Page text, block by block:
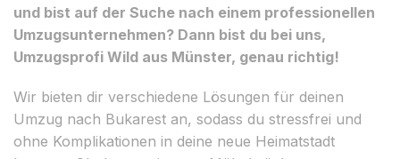
und bist auf der Suche nach einem professionellen
Umzugsunternehmen? Dann bist du bei uns,
Umzugsprofi Wild aus Münster, genau richtig!
Wir bieten dir verschiedene Lösungen für deinen
Umzug nach Bukarest an, sodass du stressfrei und
ohne Komplikationen in deine neue Heimatstadt